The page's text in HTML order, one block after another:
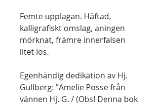
Femte upplagan. Häftad,
kalligrafiskt omslag, aningen
mörknat, främre innerfalsen
litet lös.
Egenhändig dedikation av Hj.
Gullberg: ”Amelie Posse från
vännen Hj. G. / (Obs! Denna bok